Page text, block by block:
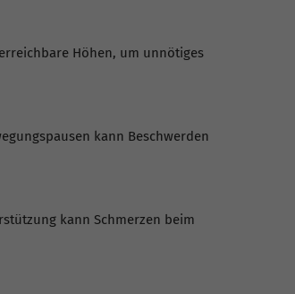
Höhen, um unnötiges
kann Beschwerden
kann Schmerzen beim